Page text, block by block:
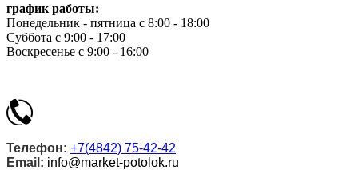
график работы:
Понедельник - пятница с 8:00 - 18:00
Суббота с 9:00 - 17:00
Воскресенье с 9:00 - 16:00
Телефон: +7(4842) 75-42-42
Email: info@market-potolok.ru